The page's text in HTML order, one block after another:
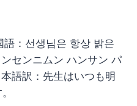
語：선생님은 항상 밝은
センニムン ハンサン パ
語訳：先生はいつも明